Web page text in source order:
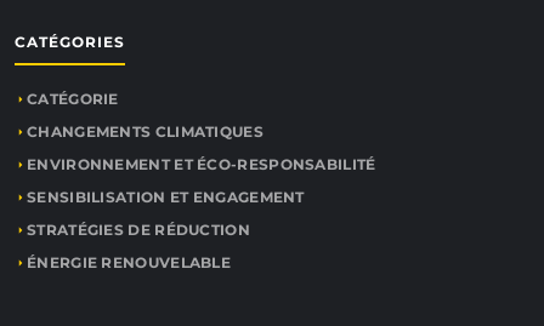
CATÉGORIES
CATÉGORIE
CHANGEMENTS CLIMATIQUES
ENVIRONNEMENT ET ÉCO-RESPONSABILITÉ
SENSIBILISATION ET ENGAGEMENT
STRATÉGIES DE RÉDUCTION
ÉNERGIE RENOUVELABLE